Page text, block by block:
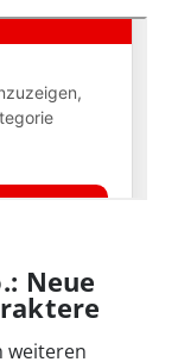
Neue
weiteren